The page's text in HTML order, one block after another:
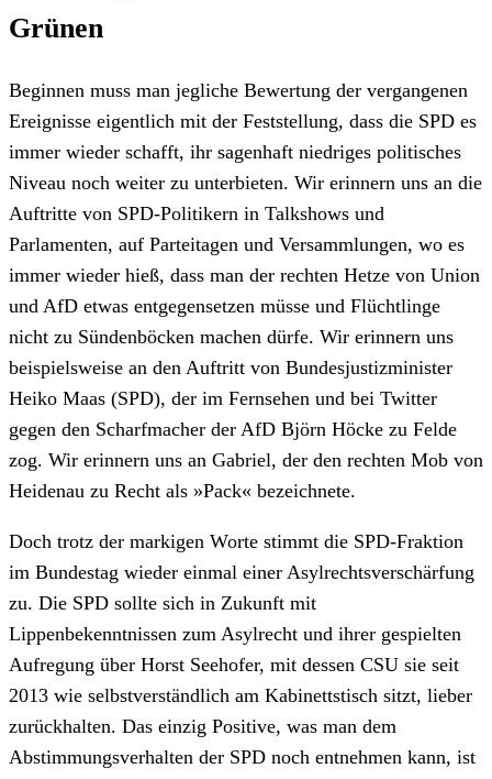
Grünen
Beginnen muss man jegliche Bewertung der vergangenen
Ereignisse eigentlich mit der Feststellung, dass die SPD es
immer wieder schafft, ihr sagenhaft niedriges politisches
Niveau noch weiter zu unterbieten. Wir erinnern uns an die
Auftritte von SPD-Politikern in Talkshows und
Parlamenten, auf Parteitagen und Versammlungen, wo es
immer wieder hieß, dass man der rechten Hetze von Union
und AfD etwas entgegensetzen müsse und Flüchtlinge
nicht zu Sündenböcken machen dürfe. Wir erinnern uns
beispielsweise an den Auftritt von Bundesjustizminister
Heiko Maas (SPD), der im Fernsehen und bei Twitter
gegen den Scharfmacher der AfD Björn Höcke zu Felde
zog. Wir erinnern uns an Gabriel, der den rechten Mob von
Heidenau zu Recht als »Pack« bezeichnete.
Doch trotz der markigen Worte stimmt die SPD-Fraktion
im Bundestag wieder einmal einer Asylrechtsverschärfung
zu. Die SPD sollte sich in Zukunft mit
Lippenbekenntnissen zum Asylrecht und ihrer gespielten
Aufregung über Horst Seehofer, mit dessen CSU sie seit
2013 wie selbstverständlich am Kabinettstisch sitzt, lieber
zurückhalten. Das einzig Positive, was man dem
Abstimmungsverhalten der SPD noch entnehmen kann, ist